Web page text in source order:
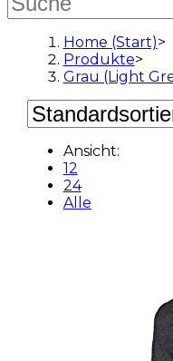
Home (Start)>
Produkte>
Grau (Light
Ansicht:
12
24
Alle